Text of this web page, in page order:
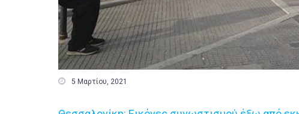
 5 Μαρτίου, 2021